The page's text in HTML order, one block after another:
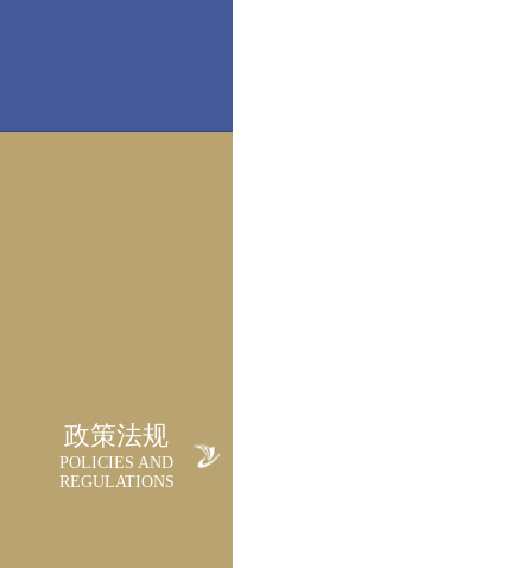
政策法规
POLICIES AND
REGULATIONS